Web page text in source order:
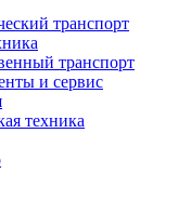
транспорт
транспорт
и сервис
техника